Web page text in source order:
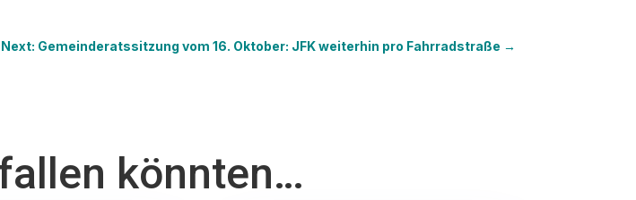
Next: Gemeinderatssitzung vom 16. Oktober: JFK weiterhin pro Fahrradstraße →
könnten…